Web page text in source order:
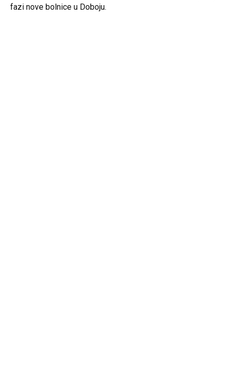
fazi nove bolnice u Doboju.